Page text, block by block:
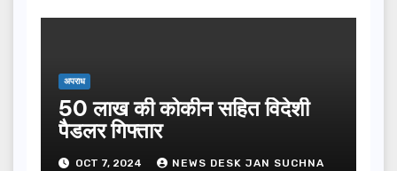
अपराध
50 लाख की कोकीन सहित विदेशी
पैडलर गिफ्तार
OCT 7, 2024 NEWS DESK JAN SUCHNA